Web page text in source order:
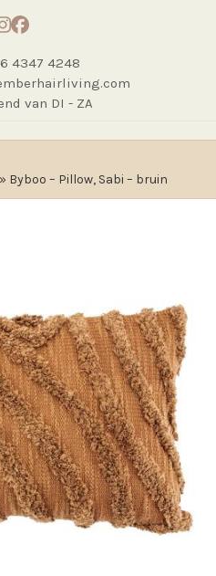
Instagram
Facebook
4347 4248
van DI - ZA
» Byboo – Pillow, Sabi – bruin